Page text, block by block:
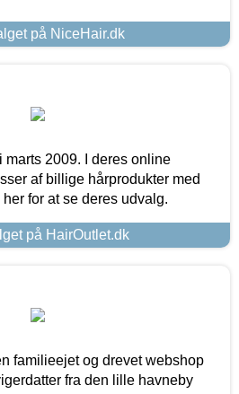
på NiceHair.dk
marts 2009. I deres online
af billige hårprodukter med
for at se deres udvalg.
på HairOutlet.dk
familieejet og drevet webshop
fra den lille havneby